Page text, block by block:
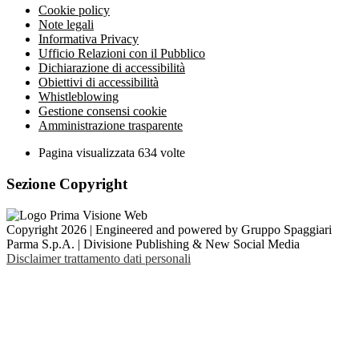
Cookie policy
Note legali
Informativa Privacy
Ufficio Relazioni con il Pubblico
Dichiarazione di accessibilità
Obiettivi di accessibilità
Whistleblowing
Gestione consensi cookie
Amministrazione trasparente
Pagina visualizzata 634 volte
Sezione Copyright
Copyright 2026 | Engineered and powered by Gruppo Spaggiari
Parma S.p.A. | Divisione Publishing & New Social Media
Disclaimer trattamento dati personali